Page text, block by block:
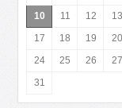
10
11 12 13
17
18 19 20
24
25 26 27
31